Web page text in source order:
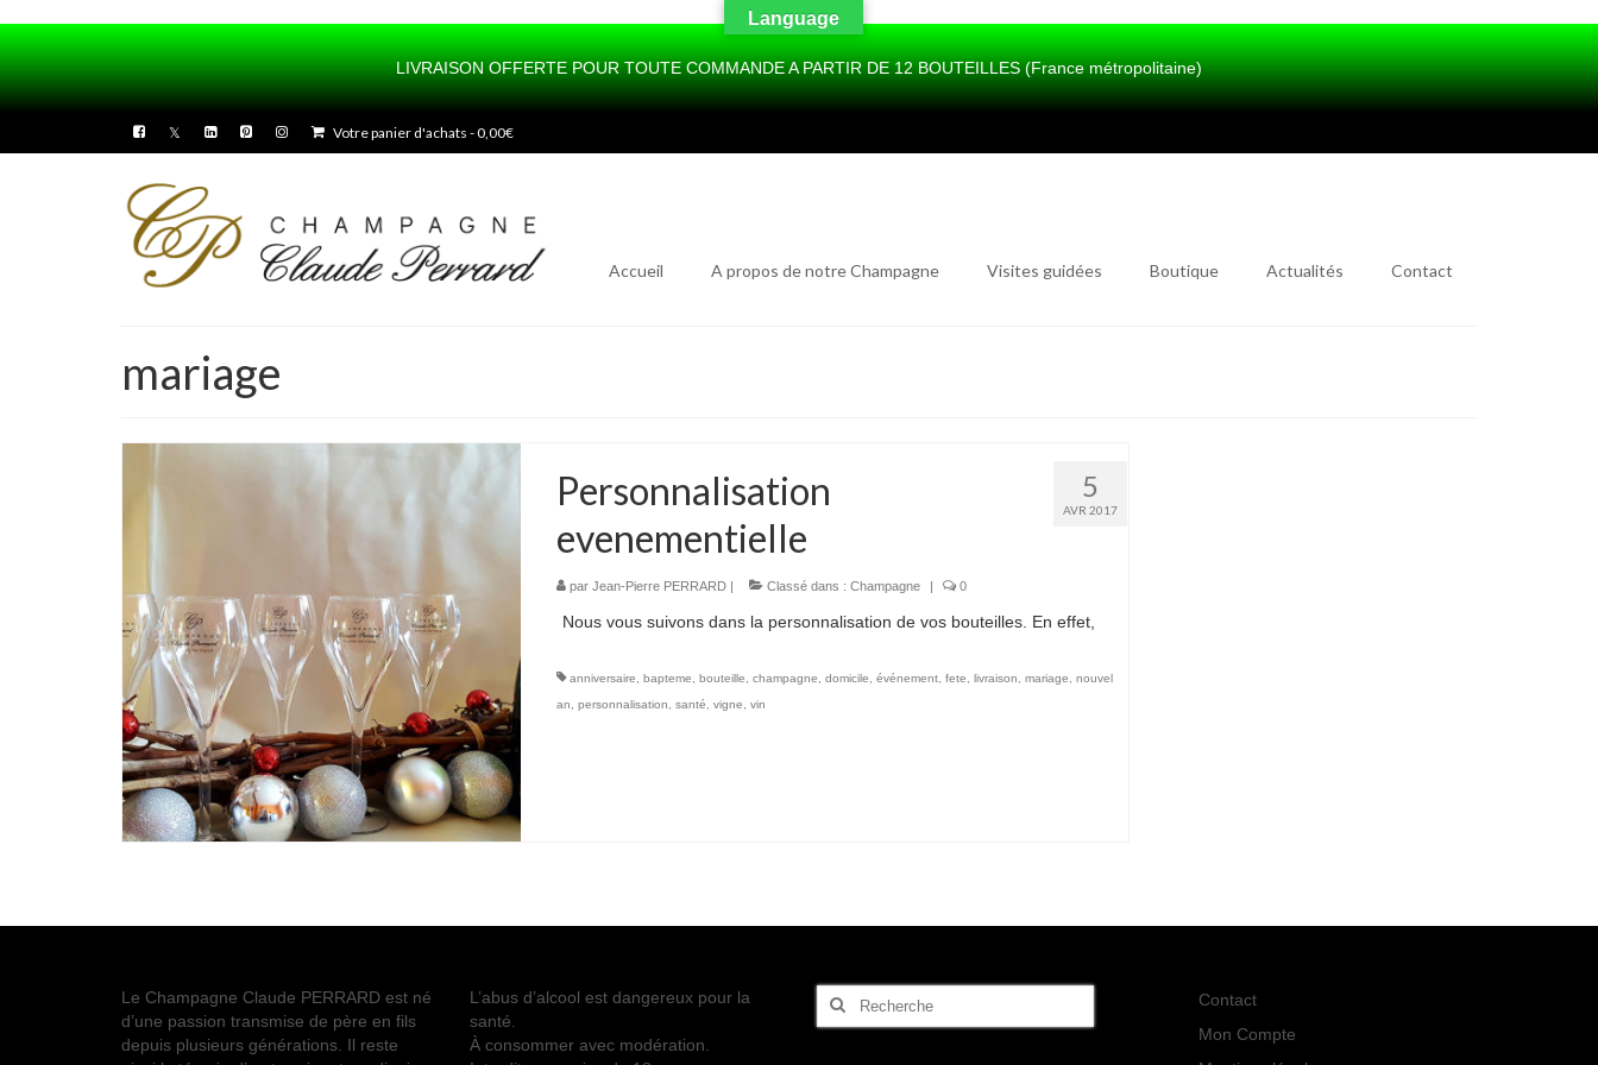
LIVRAISON OFFERTE POUR TOUTE COMMANDE A PARTIR DE 12 BOUTEILLES (France métropolitaine)
UA-100436175-1
Votre panier d'achats -0,00€
Accueil A propos de notre Champagne Visites guidées Boutique Actualités Contact
mariage
5
AVR 2017
Personnalisation
evenementielle
par Jean-Pierre PERRARD| Classé dans : Champagne | 0
Nous vous suivons dans la personnalisation de vos bouteilles. En effet,
anniversaire bapteme bouteille champagne domicile événement, fete livraison mariage
nouvel
an
personnalisation santé vigne vin
Le Champagne Claude PERRARD est né
d’une passion transmise de père en fils
depuis plusieurs générations. Il reste
L’abus d’alcool est dangereux pour la
santé.
À consommer avec modération.
Rechercher
Contact
Mon Compte
Language